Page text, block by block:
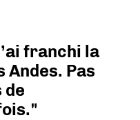
franchi la
Andes. Pas
de